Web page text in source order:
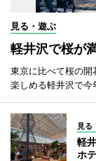
見る・遊ぶ
軽井沢で桜が
東京に比べて桜の
楽しめる軽井沢で今
見る
軽
ホ